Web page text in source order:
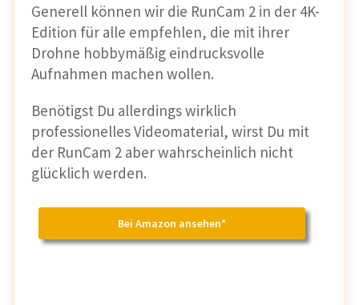
Generell können wir die RunCam 2 in der 4K-
Edition für alle empfehlen, die mit ihrer
Drohne hobbymäßig eindrucksvolle
Aufnahmen machen wollen.
Benötigst Du allerdings wirklich
professionelles Videomaterial, wirst Du mit
der RunCam 2 aber wahrscheinlich nicht
glücklich werden.
Bei Amazon ansehen*